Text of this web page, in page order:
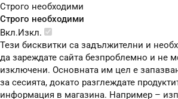
Строго необходими
Строго необходими
Вкл.Изкл.
Тези бисквитки са задължителни и
да зареждате сайта безпроблемно и не
изключени. Основната им цел е
за сесията, докато разглеждате
информация в магазина. Например –